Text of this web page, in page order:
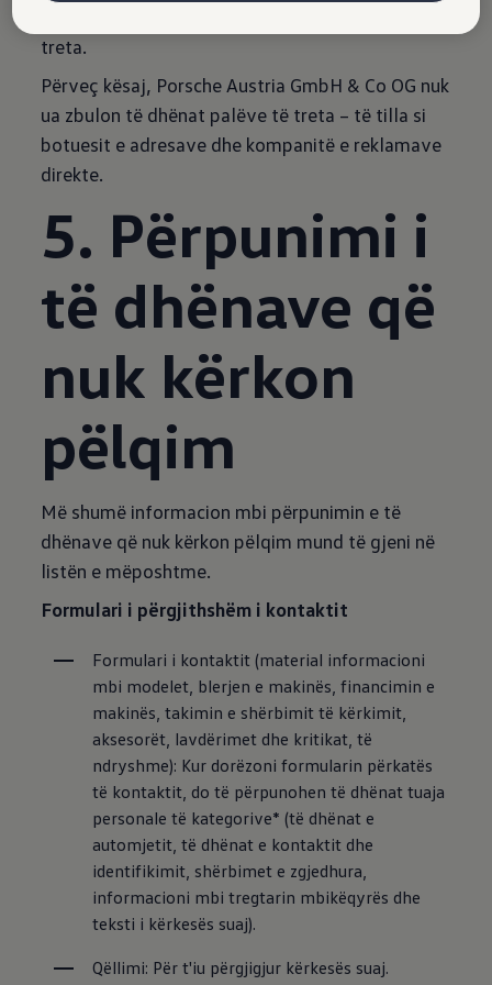
treta.
Përveç kësaj, Porsche Austria GmbH & Co OG nuk
ua zbulon të dhënat palëve të treta – të tilla si
botuesit e adresave dhe kompanitë e reklamave
direkte.
5. Përpunimi i
të dhënave që
nuk kërkon
pëlqim
Më shumë informacion mbi përpunimin e të
dhënave që nuk kërkon pëlqim mund të gjeni në
listën e mëposhtme.
Formulari i përgjithshëm i kontaktit
Formulari i kontaktit (material informacioni
mbi modelet, blerjen e makinës, financimin e
makinës, takimin e shërbimit të kërkimit,
aksesorët, lavdërimet dhe kritikat, të
ndryshme): Kur dorëzoni formularin përkatës
të kontaktit, do të përpunohen të dhënat tuaja
personale të kategorive* (të dhënat e
automjetit, të dhënat e kontaktit dhe
identifikimit, shërbimet e zgjedhura,
informacioni mbi tregtarin mbikëqyrës dhe
teksti i kërkesës suaj).
Qëllimi: Për t'iu përgjigjur kërkesës suaj.